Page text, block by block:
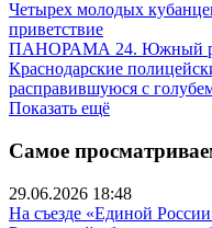
Четырех молодых
приветствие
ПАНОРАМА 24. Южный
Краснодарские
расправившуюся с
Показать ещё
Самое
29.06.2026 18:48
На съезде «Единой